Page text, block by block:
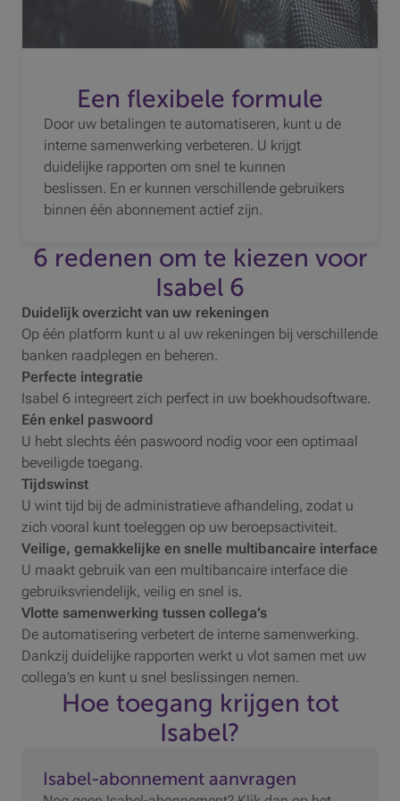
Een flexibele formule
Door uw betalingen te automatiseren, kunt u de
interne samenwerking verbeteren. U krijgt
duidelijke rapporten om snel te kunnen
beslissen. En er kunnen verschillende gebruikers
binnen één abonnement actief zijn.
6 redenen om te kiezen voor
Isabel 6
Duidelijk overzicht van uw rekeningen
Op één platform kunt u al uw rekeningen bij verschillende
banken raadplegen en beheren.
Perfecte integratie
Isabel 6 integreert zich perfect in uw boekhoudsoftware.
Eén enkel paswoord
U hebt slechts één paswoord nodig voor een optimaal
beveiligde toegang.
Tijdswinst
U wint tijd bij de administratieve afhandeling, zodat u
zich vooral kunt toeleggen op uw beroepsactiviteit.
Veilige, gemakkelijke en snelle multibancaire interface
U maakt gebruik van een multibancaire interface die
gebruiksvriendelijk, veilig en snel is.
Vlotte samenwerking tussen collega’s
De automatisering verbetert de interne samenwerking.
Dankzij duidelijke rapporten werkt u vlot samen met uw
collega’s en kunt u snel beslissingen nemen.
Hoe toegang krijgen tot
Isabel?
Isabel-abonnement aanvragen